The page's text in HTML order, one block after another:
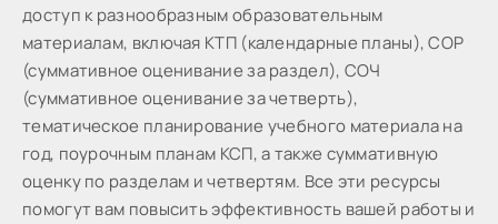
доступ к разнообразным образовательным
материалам, включая КТП (календарные планы), СОР
(суммативное оценивание за раздел), СОЧ
(суммативное оценивание за четверть),
тематическое планирование учебного материала на
год, поурочным планам КСП, а также суммативную
оценку по разделам и четвертям. Все эти ресурсы
помогут вам повысить эффективность вашей работы и